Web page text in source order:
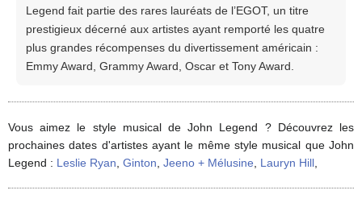
Legend fait partie des rares lauréats de l’EGOT, un titre
prestigieux décerné aux artistes ayant remporté les quatre
plus grandes récompenses du divertissement américain :
Emmy Award, Grammy Award, Oscar et Tony Award.
Vous aimez le style musical de John Legend ? Découvrez les
prochaines dates d'artistes ayant le même style musical que John
Legend : Leslie Ryan Ginton Jeeno + Mélusine Lauryn Hill